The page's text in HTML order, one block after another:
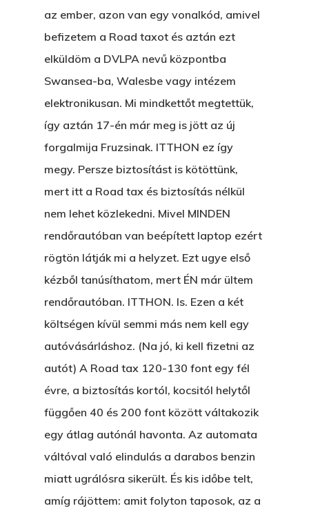
az ember, azon van egy vonalkód, amivel
befizetem a Road taxot és aztán ezt
elküldöm a DVLPA nevű központba
Swansea-ba, Walesbe vagy intézem
elektronikusan. Mi mindkettőt megtettük,
így aztán 17-én már meg is jött az új
forgalmija Fruzsinak. ITTHON ez így
megy. Persze biztosítást is kötöttünk,
mert itt a Road tax és biztosítás nélkül
nem lehet közlekedni. Mivel MINDEN
rendőrautóban van beépített laptop ezért
rögtön látják mi a helyzet. Ezt ugye első
kézből tanúsíthatom, mert ÉN már ültem
rendőrautóban. ITTHON. Is. Ezen a két
költségen kívül semmi más nem kell egy
autóvásárláshoz. (Na jó, ki kell fizetni az
autót) A Road tax 120-130 font egy fél
évre, a biztosítás kortól, kocsitól helytől
függően 40 és 200 font között váltakozik
egy átlag autónál havonta. Az automata
váltóval való elindulás a darabos benzin
miatt ugrálósra sikerült. És kis időbe telt,
amíg rájöttem: amit folyton taposok, az a